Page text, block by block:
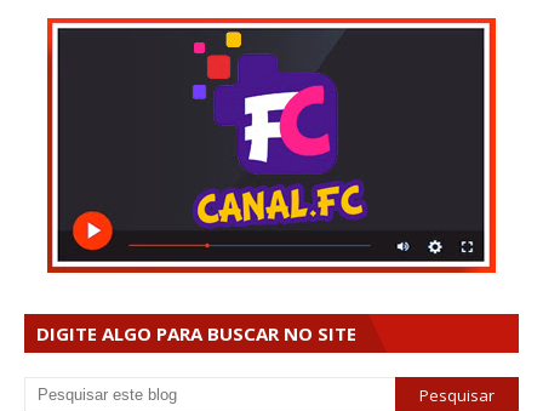
DIGITE ALGO PARA BUSCAR NO SITE